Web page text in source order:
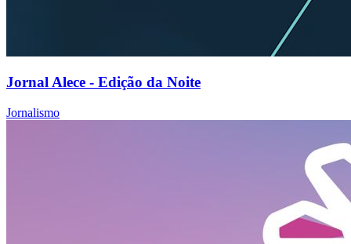
Jornal Alece - Edição da Noite
Jornalismo